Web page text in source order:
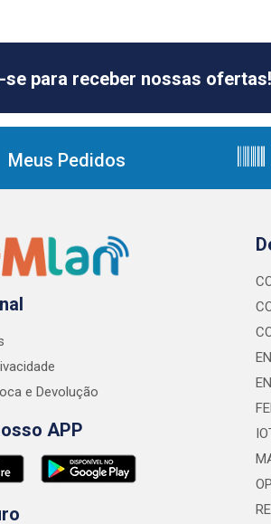
se para receber nossas ofertas!
Meus Pedidos
e Devolução
APP